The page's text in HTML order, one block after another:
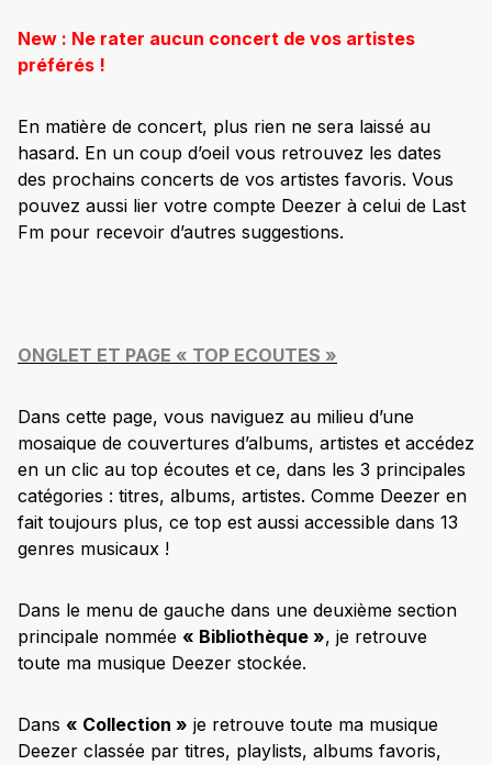
New : Ne rater aucun concert de vos artistes
préférés !
En matière de concert, plus rien ne sera laissé au
hasard. En un coup d’oeil vous retrouvez les dates
des prochains concerts de vos artistes favoris. Vous
pouvez aussi lier votre compte Deezer à celui de Last
Fm pour recevoir d’autres suggestions.
ONGLET ET PAGE « TOP ECOUTES »
Dans cette page, vous naviguez au milieu d’une
mosaique de couvertures d’albums, artistes et accédez
en un clic au top écoutes et ce, dans les 3 principales
catégories : titres, albums, artistes. Comme Deezer en
fait toujours plus, ce top est aussi accessible dans 13
genres musicaux !
Dans le menu de gauche dans une deuxième section
principale nommée « Bibliothèque », je retrouve
toute ma musique Deezer stockée.
Dans « Collection » je retrouve toute ma musique
Deezer classée par titres, playlists, albums favoris,